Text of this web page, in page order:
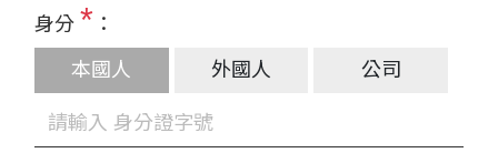
身分 * ：
本國人 外國人 公司